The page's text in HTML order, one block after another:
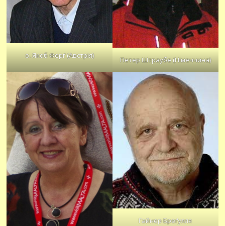
о. Якоб Ферґ (Австрія) Петер Штраубе (Німеччина)
Гайнер Бреґулля